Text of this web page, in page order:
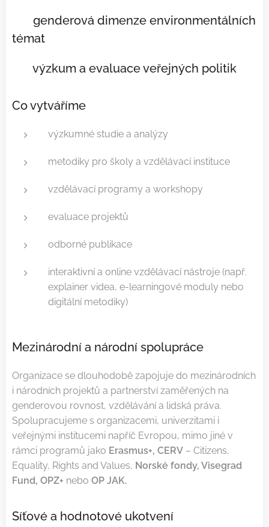
✔ genderová dimenze environmentálních
témat
✔ výzkum a evaluace veřejných politik
Co vytváříme
výzkumné studie a analýzy
metodiky pro školy a vzdělávací instituce
vzdělávací programy a workshopy
evaluace projektů
odborné publikace
interaktivní a online vzdělávací nástroje (např.
explainer videa, e-learningové moduly nebo
digitální metodiky)
Mezinárodní a národní spolupráce
Organizace se dlouhodobě zapojuje do mezinárodních
i národních projektů a partnerství zaměřených na
genderovou rovnost, vzdělávání a lidská práva.
Spolupracujeme s organizacemi, univerzitami i
veřejnými institucemi napříč Evropou, mimo jiné v
rámci programů jako Erasmus+, CERV – Citizens,
Equality, Rights and Values, Norské fondy, Visegrad
Fund, OPZ+ nebo OP JAK.
Síťové a hodnotové ukotvení